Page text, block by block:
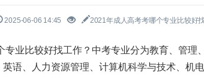
2025-06-06 14:45 2021年成人高考考哪个专业比较好
专业比较好找工作？中考专业分为教育、管理
语、人力资源管理、计算机科学与技术、机